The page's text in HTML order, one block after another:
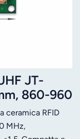
JT-
860-960
RHCP,
ceramica RFID
MHz,